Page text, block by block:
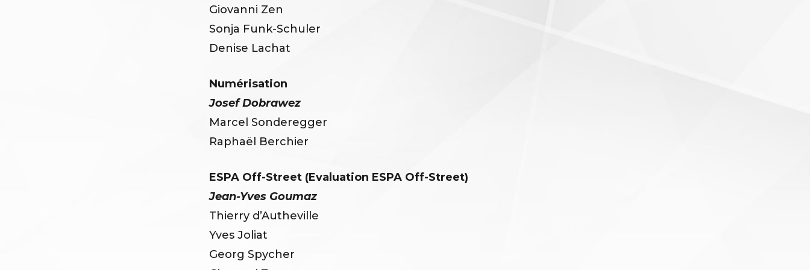
Giovanni Zen
Sonja Funk-Schuler
Denise Lachat
Numérisation
Josef Dobrawez
Marcel Sonderegger
Raphaël Berchier
ESPA Off-Street (Evaluation ESPA Off-Street)
Jean-Yves Goumaz
Thierry d’Autheville
Yves Joliat
Georg Spycher